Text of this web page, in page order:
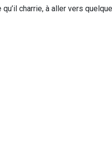
charrie, à aller vers